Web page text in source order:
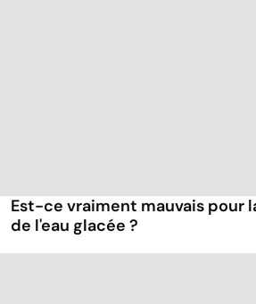
Est-ce vraiment mauvais pour
de l'eau glacée ?